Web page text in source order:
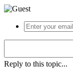
Reply to this topic...